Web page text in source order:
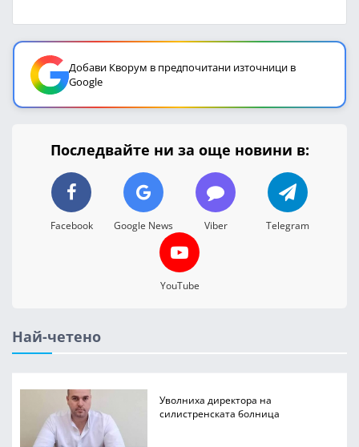
Добави Кворум в предпочитани източници в
Google
Последвайте ни за още новини в:
Facebook Google News Viber Telegram
YouTube
Най-четено
Уволниха директора на
силистренската болница